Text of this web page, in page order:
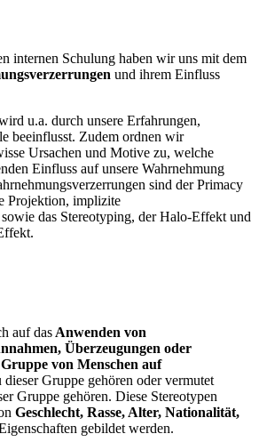
internen Schulung haben wir uns mit dem
und ihrem Einfluss
u.a. durch unsere Erfahrungen,
beeinflusst. Zudem ordnen wir
Ursachen und Motive zu, welche
Einfluss auf unsere Wahrnehmung
sind der Primacy
Projektion, implizite
das Stereotyping, der Halo-Effekt und
auf das Anwenden von
Überzeugungen oder
von Menschen auf
dieser Gruppe gehören oder vermutet
Gruppe gehören. Diese Stereotypen
Geschlecht, Rasse, Alter, Nationalität,
gebildet werden.